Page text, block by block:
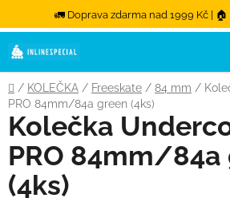
🚛 Doprava zdarma nad 1999 Kč |
Přejít na obsah
Domů
/ KOLEČKA / Freeskate / 84 mm /
PRO 84mm/84a green (4ks)
Kolečka
PRO 84mm/84a
(4ks)